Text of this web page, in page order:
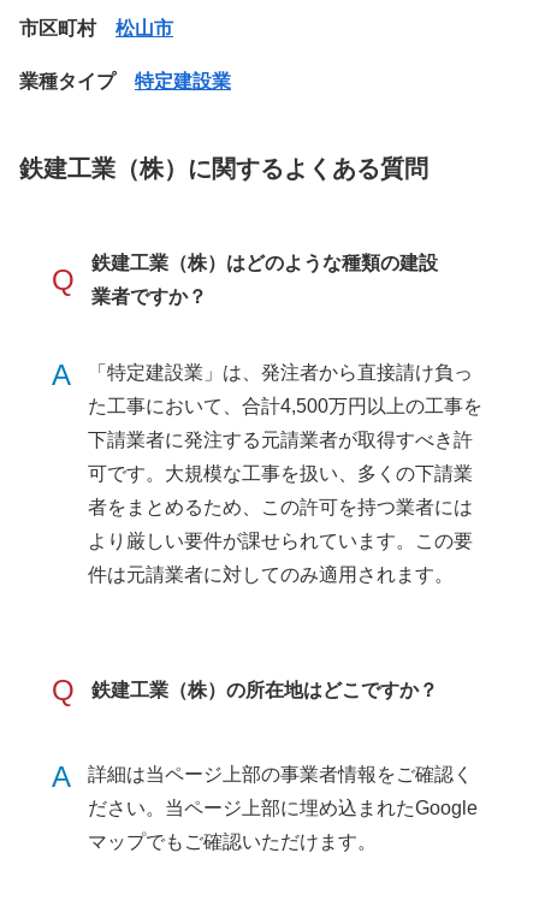
市区町村 松山市
業種タイプ 特定建設業
鉄建工業（株）に関するよくある質問
Q
鉄建工業（株）はどのような種類の建設
業者ですか？
A
「特定建設業」は、発注者から直接請け負っ
た工事において、合計4,500万円以上の工事を
下請業者に発注する元請業者が取得すべき許
可です。大規模な工事を扱い、多くの下請業
者をまとめるため、この許可を持つ業者には
より厳しい要件が課せられています。この要
件は元請業者に対してのみ適用されます。
Q 鉄建工業（株）の所在地はどこですか？
A
詳細は当ページ上部の事業者情報をご確認く
ださい。当ページ上部に埋め込まれたGoogle
マップでもご確認いただけます。